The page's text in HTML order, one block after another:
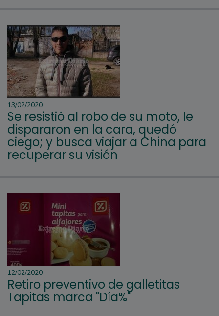
13/02/2020
Se resistió al robo de su moto, le
dispararon en la cara, quedó
ciego; y busca viajar a China para
recuperar su visión
12/02/2020
Retiro preventivo de galletitas
Tapitas marca "Día%"